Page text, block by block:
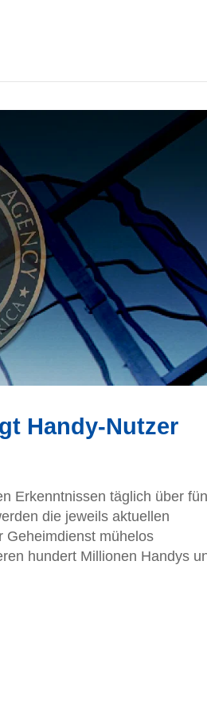
Handy-Nutzer
Erkenntnissen täglich über
die jeweils aktuellen
Geheimdienst mühelos
hundert Millionen Handys